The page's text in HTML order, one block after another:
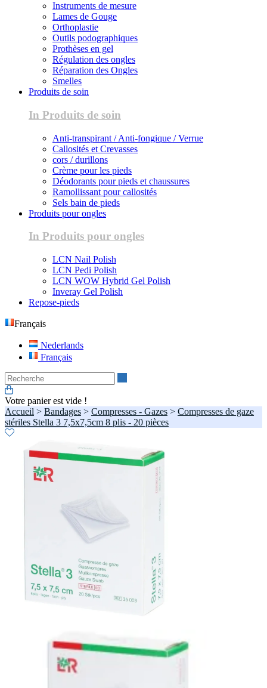
Instruments de mesure
Lames de Gouge
Orthoplastie
Outils podographiques
Prothèses en gel
Régulation des ongles
Réparation des Ongles
Smelles
Produits de soin
In Produits de soin
Anti-transpirant / Anti-fongique / Verrue
Callosités et Crevasses
cors / durillons
Crème pour les pieds
Déodorants pour pieds et chaussures
Ramollissant pour callosités
Sels bain de pieds
Produits pour ongles
In Produits pour ongles
LCN Nail Polish
LCN Pedi Polish
LCN WOW Hybrid Gel Polish
Inveray Gel Polish
Repose-pieds
Français
Nederlands
Français
Votre panier est vide !
Accueil > Bandages > Compresses - Gazes > Compresses de gaze
stériles Stella 3 7,5x7,5cm 8 plis - 20 pièces